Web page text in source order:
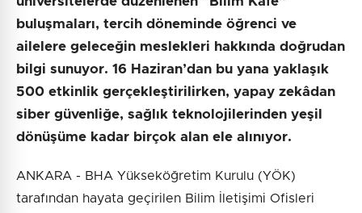
buluşmaları, tercih döneminde öğrenci ve
ailelere geleceğin meslekleri hakkında doğrudan
bilgi sunuyor. 16 Haziran’dan bu yana yaklaşık
500 etkinlik gerçekleştirilirken, yapay zekâdan
siber güvenliğe, sağlık teknolojilerinden yeşil
dönüşüme kadar birçok alan ele alınıyor.
ANKARA - BHA Yükseköğretim Kurulu (YÖK)
tarafından hayata geçirilen Bilim İletişimi Ofisleri